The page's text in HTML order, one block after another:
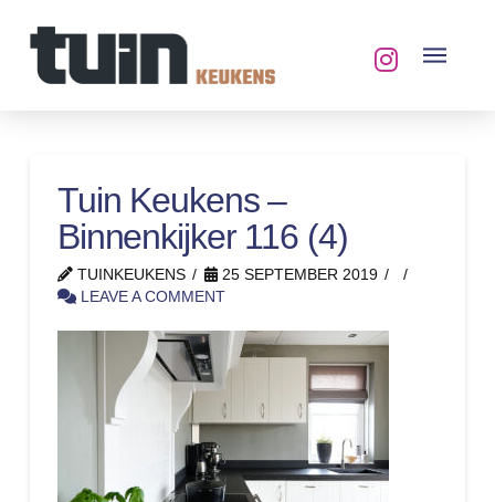
Tuin Keukens –
Binnenkijker 116 (4)
TUINKEUKENS
25 SEPTEMBER 2019
LEAVE A COMMENT